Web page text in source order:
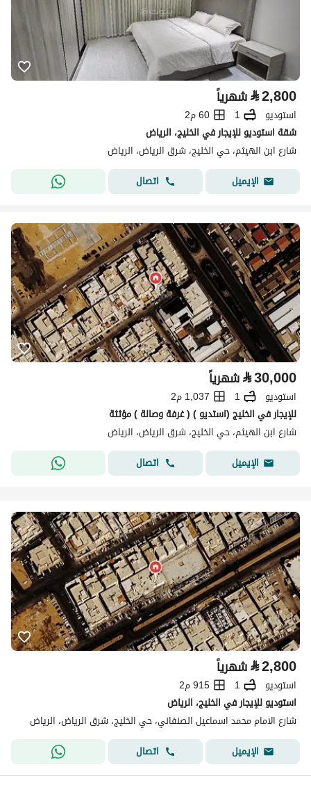
⃁2,800 شهرياً
استوديو 1
60 م2
شقة استوديو للإيجار في الخليج، الرياض
شارع ابن الهيثم، حي الخليج، شرق الرياض، الرياض
الإيميل
اتصال
⃁30,000 شهرياً
استوديو 1
1,037 م2
للإيجار في الخليج (استديو ) ( غرفة وصالة ) مؤثثة
شارع ابن الهيثم، حي الخليج، شرق الرياض، الرياض
الإيميل
اتصال
⃁2,800 شهرياً
استوديو 1
915 م2
استوديو للإيجار في الخليج، الرياض
شارع الامام محمد اسماعيل الصنفاني، حي الخليج، شرق الرياض، الرياض
الإيميل
اتصال